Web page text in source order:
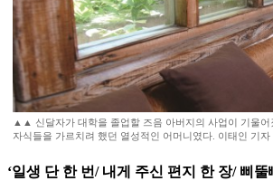
▲▲ 신달자가 대학을 졸업할 즈음 아버지의 사업이 기울
자식들을 가르치려 했던 열성적인 어머니였다. 이태인 기자
‘일생 단 한 번/ 내게 주신 편지 한 장/ 삐